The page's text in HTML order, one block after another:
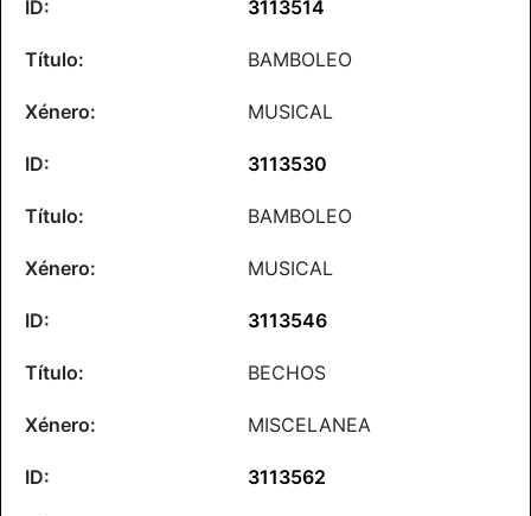
3113514
BAMBOLEO
MUSICAL
3113530
BAMBOLEO
MUSICAL
3113546
BECHOS
MISCELANEA
3113562